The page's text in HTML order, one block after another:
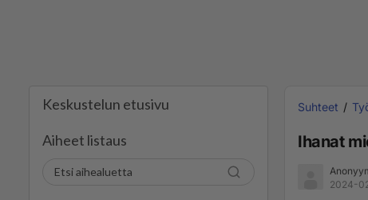
Keskustelun etusivu
Aiheet listaus
Suhteet
Ihanat
2024-